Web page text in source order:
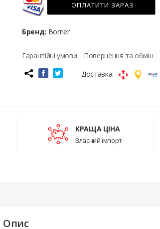
ОПЛАТИТИ ЗАРАЗ
Бренд: Borner
Гарантійні умови Повернення та обмін
Доставка:
КРАЩА ЦІНА
Власний імпорт
Опис